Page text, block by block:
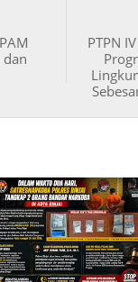
PTPN